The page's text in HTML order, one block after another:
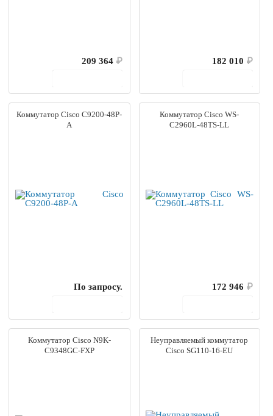
209 364 ₽
182 010 ₽
Коммутатор Cisco C9200-48P-
A
По запросу.
Коммутатор Cisco WS-
C2960L-48TS-LL
172 946 ₽
Коммутатор Cisco N9K-
C9348GC-FXP
Неуправляемый коммутатор
Cisco SG110-16-EU